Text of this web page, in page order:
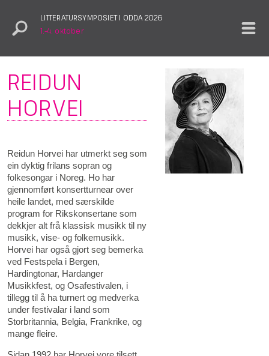
LITTERATURSYMPOSIET I ODDA 2026
1.–4. oktober
REIDUN
HORVEI
Reidun Horvei har utmerkt seg som
ein dyktig frilans sopran og
folkesongar i Noreg. Ho har
gjennomført konsertturnear over
heile landet, med særskilde
program for Rikskonsertane som
dekkjer alt frå klassisk musikk til ny
musikk, vise- og folkemusikk.
Horvei har også gjort seg bemerka
ved Festspela i Bergen,
Hardingtonar, Hardanger
Musikkfest, og Osafestivalen, i
tillegg til å ha turnert og medverka
under festivalar i land som
Storbritannia, Belgia, Frankrike, og
mange fleire.